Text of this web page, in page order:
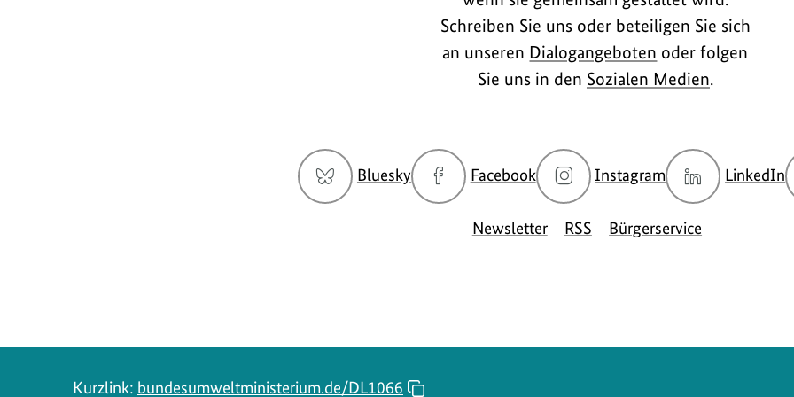
Schreiben Sie uns oder beteiligen Sie sich
an unseren Dialogangeboten oder folgen
Sie uns in den Sozialen Medien.
Bluesky
zur
Bluesky-
Seite
Facebook
zur
Facebook-
Seite
des
Instagram
zur
Instagram-
Seite
des
LinkedIn
Newsletter RSS Bürgerservice
Kurzlink: bundesumweltministerium.de/DL1066